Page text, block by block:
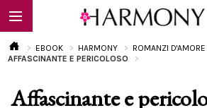
EBOOK
EBOOK HARMONY ROMANZI D'AMORE
AFFASCINANTE E PERICOLOSO
Affascinante e